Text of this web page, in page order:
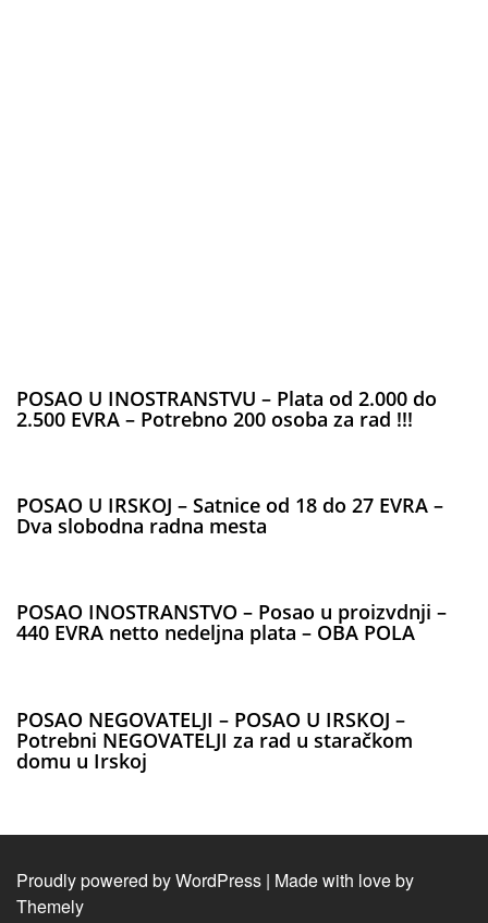
POSAO U INOSTRANSTVU – Plata od 2.000 do
2.500 EVRA – Potrebno 200 osoba za rad !!!
POSAO U IRSKOJ – Satnice od 18 do 27 EVRA –
Dva slobodna radna mesta
POSAO INOSTRANSTVO – Posao u proizvdnji –
440 EVRA netto nedeljna plata – OBA POLA
POSAO NEGOVATELJI – POSAO U IRSKOJ –
Potrebni NEGOVATELJI za rad u staračkom
domu u Irskoj
Proudly powered by WordPress | Made with love by
Themely